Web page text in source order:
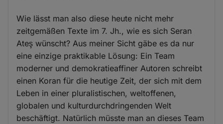
Wie lässt man also diese heute nicht mehr
zeitgemäßen Texte im 7. Jh., wie es sich Seran
Ateş wünscht? Aus meiner Sicht gäbe es da nur
eine einzige praktikable Lösung: Ein Team
moderner und demokratieaffiner Autoren schreibt
einen Koran für die heutige Zeit, der sich mit dem
Leben in einer pluralistischen, weltoffenen,
globalen und kulturdurchdringenden Welt
beschäftigt. Natürlich müsste man an dieses Team